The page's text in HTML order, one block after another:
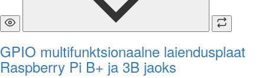
GPIO multifunktsionaalne laiendusplaat
Raspberry Pi B+ ja 3B jaoks